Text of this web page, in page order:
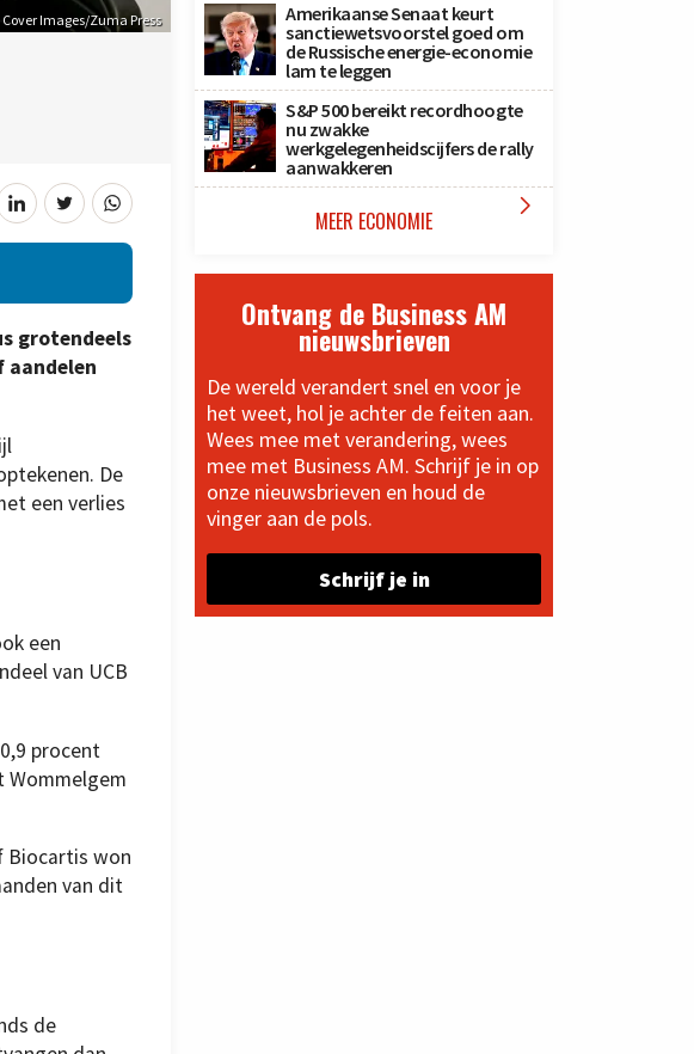
Cover Images/Zuma Press
grotendeels
aandelen
De
een verlies
een
van UCB
procent
Wommelgem
Biocartis won
van dit
de
Amerikaanse Senaat keurt
sanctiewetsvoorstel goed om
de Russische energie-economie
lam te leggen
S&P 500 bereikt recordhoogte
nu zwakke
werkgelegenheidscijfers de rally
aanwakkeren
MEER ECONOMIE 
Ontvang de Business AM
nieuwsbrieven
De wereld verandert snel en voor je
het weet, hol je achter de feiten aan.
Wees mee met verandering, wees
mee met Business AM. Schrijf je in op
onze nieuwsbrieven en houd de
vinger aan de pols.
Schrijf je in